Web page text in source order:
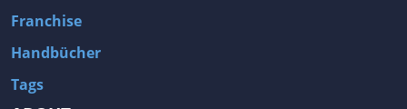
Franchise
Handbücher
Tags